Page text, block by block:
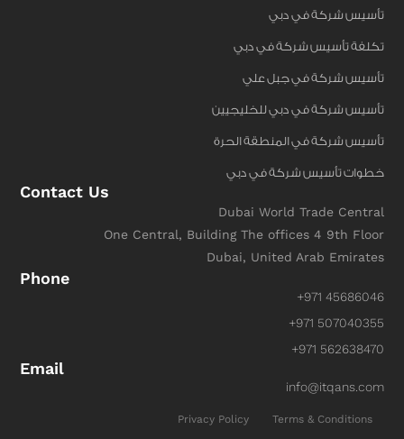
تأسيس شركة في دبي
تكلفة تأسيس شركة في دبي
تأسيس شركة في جبل علي
تأسيس شركة في دبي للخليجيين
تأسيس شركة في المنطقة الحرة
خطوات تأسيس شركة في دبي
Contact Us
Dubai World Trade Central
One Central, Building The offices 4 9th Floor
Dubai, United Arab Emirates
Phone
+971 45686046
+971 507040355
+971 562638470
Email
info@itqans.com
Privacy Policy Terms & Conditions